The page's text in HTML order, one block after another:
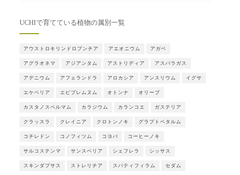
UCHIで育てている植物の属別一覧
アウストロキリンドロプンチア アエオニウム アガベ
アグラオネマ アジアンタム アストリディア アスパラガス
アデニウム アフェランドラ アロカシア アンスリウム イグサ
エケベリア エピプレムヌム オトンナ オリーブ
カスタノスペルマム カラジウム カランコエ ガステリア
クラッスラ クレイニア クロトンノキ グラプトペタルム
コチレドン コノフィツム コヨバ コーヒーノキ
サルコステンマ サンスベリア シェフレラ シッサス
スキンダプサス ストレリチア スパティフィラム セダム